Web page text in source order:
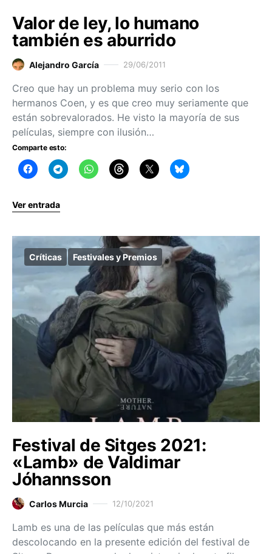
Valor de ley, lo humano
también es aburrido
Alejandro García 29/06/2011
Creo que hay un problema muy serio con los
hermanos Coen, y es que creo muy seriamente que
están sobrevalorados. He visto la mayoría de sus
películas, siempre con ilusión…
Comparte esto:
Ver entrada
Críticas Festivales y Premios
Festival de Sitges 2021:
«Lamb» de Valdimar
Jóhannsson
Carlos Murcia 12/10/2021
Lamb es una de las películas que más están
descolocando en la presente edición del festival de